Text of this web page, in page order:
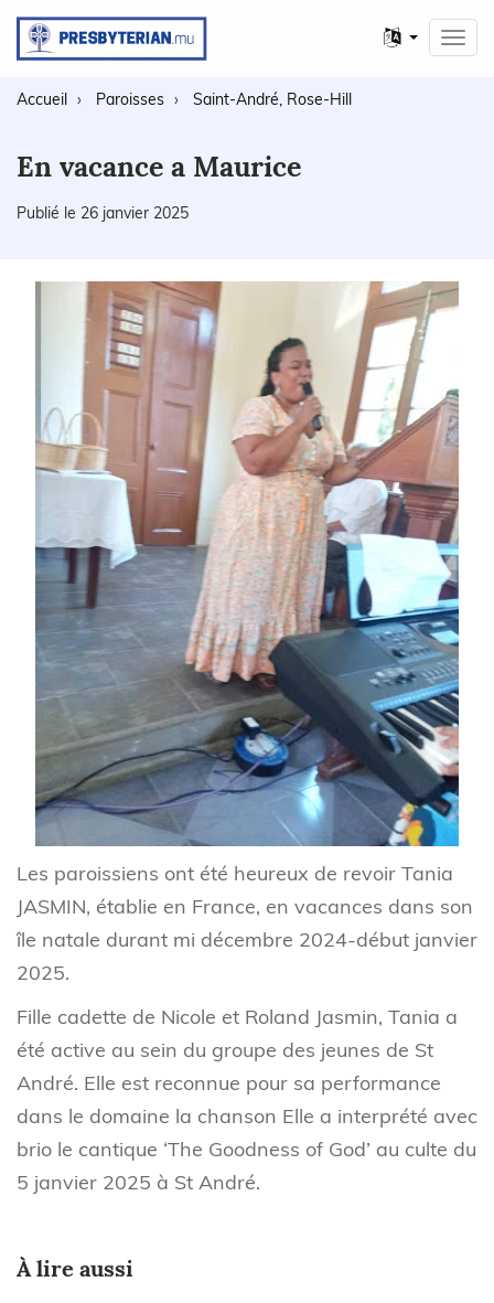
Autres
langues
Accueil Paroisses Saint-André, Rose-Hill
En vacance a Maurice
Publié le 26 janvier 2025
Les paroissiens ont été heureux de revoir Tania
JASMIN, établie en France, en vacances dans son
île natale durant mi décembre 2024-début janvier
2025.
Fille cadette de Nicole et Roland Jasmin, Tania a
été active au sein du groupe des jeunes de St
André. Elle est reconnue pour sa performance
dans le domaine la chanson Elle a interprété avec
brio le cantique ‘The Goodness of God’ au culte du
5 janvier 2025 à St André.
À lire aussi